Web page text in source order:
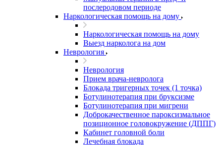
послеродовом периоде
Наркологическая помощь на дому
Наркологическая помощь на дому
Выезд нарколога на дом
Неврология
Неврология
Прием врача-невролога
Блокада тригерных точек (1 точка)
Ботулинотерапия при бруксизме
Ботулинотерапия при мигрени
Доброкачественное пароксизмальное
позиционное головокружение (ДППГ)
Кабинет головной боли
Лечебная блокада